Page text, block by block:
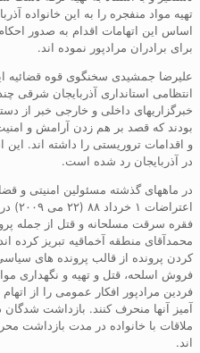
تهیه مواد منفجره را به این خانواده
اساس این اتهامات اقدام به صدور
برای برادران مرادپور نموده اند.
علیرضا جمشیدی سخنگوی قوه قضائیه
انتظامی استانداری آذربایجان شرقی
خبرگزاریهای داخلی و خارجی خبر از
بودند که قصد بر هم زدن آرامش و
و اقدامات تروریستی را داشته اند.
در آذربایجان رد شده است.
در ماههای گذشته مسئولین امنیتی و
فقره سرقت مسلحانه و قتل از جمله
محمدآقای منطقه آخماقیه تبریز کرده
کردن پرونده از قالب پرونده های
فروش اسلحه، قتل و تهیه و نگهداری
فردین مرادپور افکار عمومی را از
آمیز آنها منحرف کنند. بازداشت
ملاقات با خانواده در مدت بازداشت
اند.